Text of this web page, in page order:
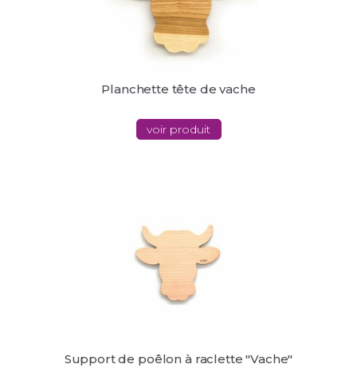
Planchette tête de vache
voir produit
Support de poêlon à raclette "Vache"